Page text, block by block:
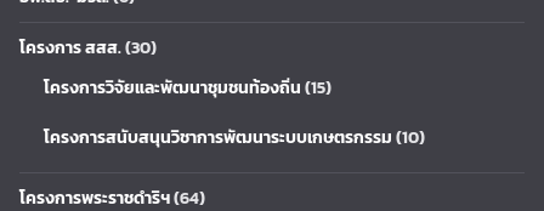
โครงการ สสส.(30)
โครงการวิจัยและพัฒนาชุมชนท้องถิ่น(15)
โครงการสนับสนุนวิชาการพัฒนาระบบเกษตรกรรม(10)
โครงการพระราชดำริฯ(64)